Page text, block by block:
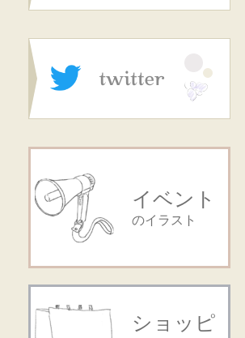
イベント
のイラスト
ショッピ